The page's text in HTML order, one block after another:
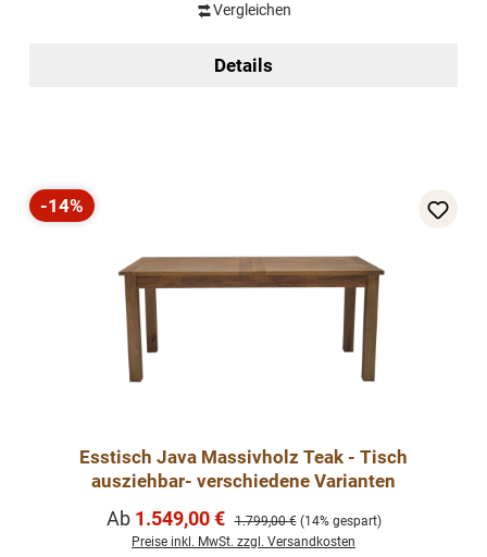
Vergleichen
Details
Rabatt
-14%
Esstisch Java Massivholz Teak - Tisch
ausziehbar- verschiedene Varianten
Verkaufspreis:
Ab 1.549,00 € Regulärer Preis:
1.799,00 € (14% gespart)
Preise inkl. MwSt. zzgl. Versandkosten